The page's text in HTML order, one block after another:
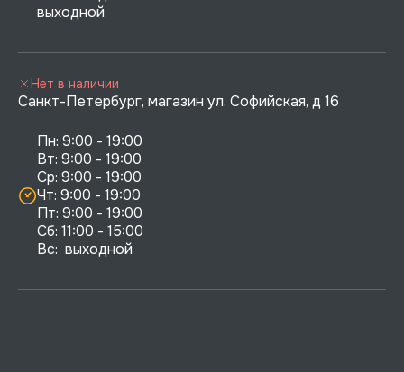
выходной
Санкт-Петербург, магазин ул. Софийская, д 16
Пн: 9:00 - 19:00
Вт: 9:00 - 19:00
Ср: 9:00 - 19:00
Чт: 9:00 - 19:00
Пт: 9:00 - 19:00
Сб: 11:00 - 15:00
Вс:  выходной
Нет в наличии